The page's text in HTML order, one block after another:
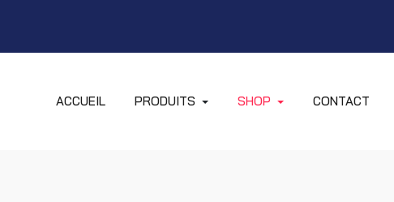
ACCUEIL PRODUITS SHOP CONTACT